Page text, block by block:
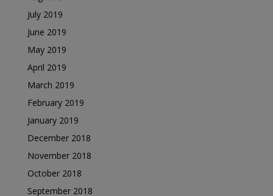
July 2019
June 2019
May 2019
April 2019
March 2019
February 2019
January 2019
December 2018
November 2018
October 2018
September 2018